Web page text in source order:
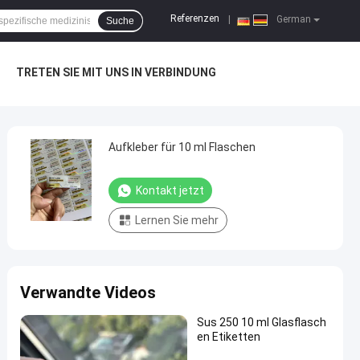
German
Referenzen
Suche
TRETEN SIE MIT UNS IN VERBINDUNG
Aufkleber für 10 ml Flaschen
Kontakt jetzt
Lernen Sie mehr
Verwandte Videos
Sus 250 10 ml Glasflasch
en Etiketten